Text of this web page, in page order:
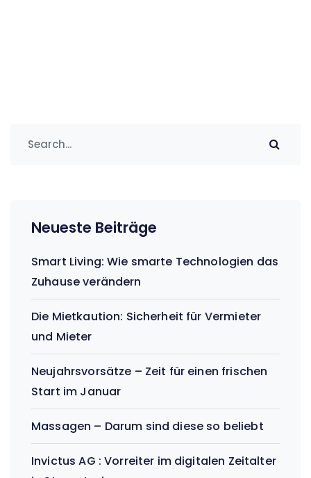
Neueste Beiträge
Smart Living: Wie smarte Technologien das
Zuhause verändern
Die Mietkaution: Sicherheit für Vermieter
und Mieter
Neujahrsvorsätze – Zeit für einen frischen
Start im Januar
Massagen – Darum sind diese so beliebt
Invictus AG : Vorreiter im digitalen Zeitalter